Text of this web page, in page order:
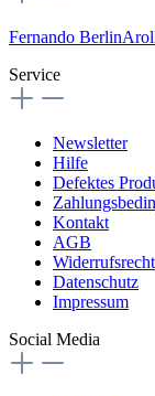
Fernando Berlin
Service
Newsletter
Hilfe
Defektes
Kontakt
AGB
Widerrufsrecht
Datenschutz
Impressum
Social Media